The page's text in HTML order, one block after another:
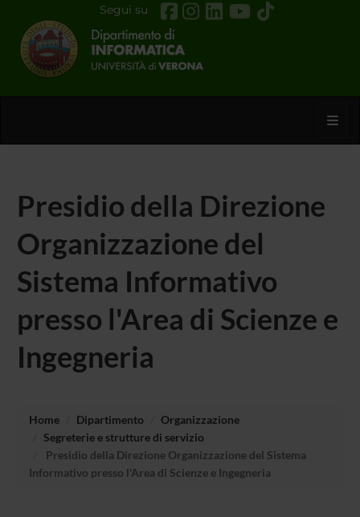
Segui su
Presidio della Direzione
Organizzazione del
Sistema Informativo
presso l'Area di Scienze e
Ingegneria
Home Dipartimento
Organizzazione
Segreterie e strutture di servizio
Presidio della Direzione Organizzazione del Sistema
Informativo presso l'Area di Scienze e Ingegneria